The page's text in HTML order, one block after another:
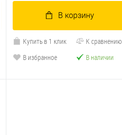
В корзину
Купить в 1 клик
К сравнению
В избранное
В наличии